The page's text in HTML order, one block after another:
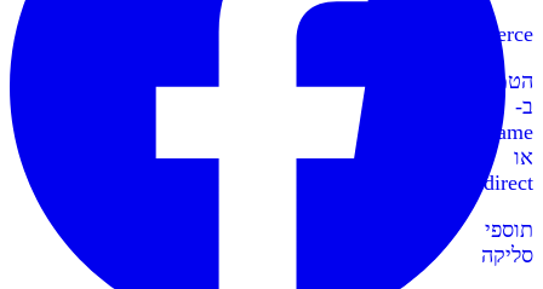
WooCommerce
הטמעה
ב-
IFrame
או
Redirect
תוספי
סליקה